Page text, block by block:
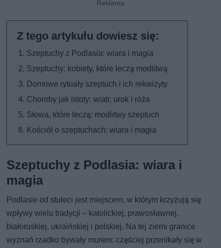
Szeptuchy z Podlasia: wiara i magia
Szeptuchy: kobiety, które leczą modlitwą
Domowe rytuały szeptuch i ich rekwizyty
Choroby jak istoty: wiatr, urok i róża
Słowa, które leczą: modlitwy szeptuch
Kościół o szeptuchach: wiara i magia
Szeptuchy z Podlasia: wiara i
magia
Podlasie od stuleci jest miejscem, w którym krzyżują się
wpływy wielu tradycji – katolickiej, prawosławnej,
białoruskiej, ukraińskiej i polskiej. Na tej ziemi granice
wyznań rzadko bywały murem: częściej przenikały się w